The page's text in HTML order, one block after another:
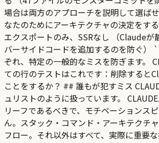
場合は両方のアプローチを説明して選ば
なたのためにアーキテクチャの決定をす
エクスポートのみ、SSRなし （Claudeが
バーサイドコードを追加するのを防ぐ
ぞれ、特定の一般的なミスを防ぎます。
ての行のテストはこれです：削除すると
ことをするか？ ## 誰もが犯すミス
ュリストのように扱っています。
リーフであるべきで、モチベーションス
ん。スタック・コマンド・アーキテクチ
フロー。それ以外はすべて、実際に重要